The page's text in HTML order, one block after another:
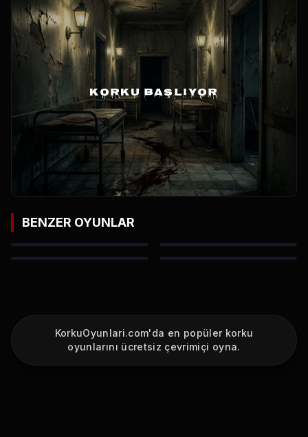
KORKU BAŞLIYOR
BENZER OYUNLAR
KorkuOyunlari.com'da en popüler korku
oyunlarını ücretsiz çevrimiçi oyna.